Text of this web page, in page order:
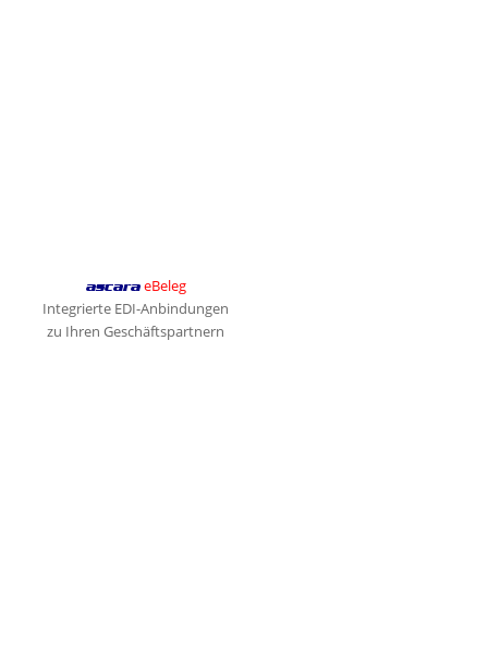
ascara eBeleg
Integrierte EDI-Anbindungen
zu Ihren Geschäftspartnern